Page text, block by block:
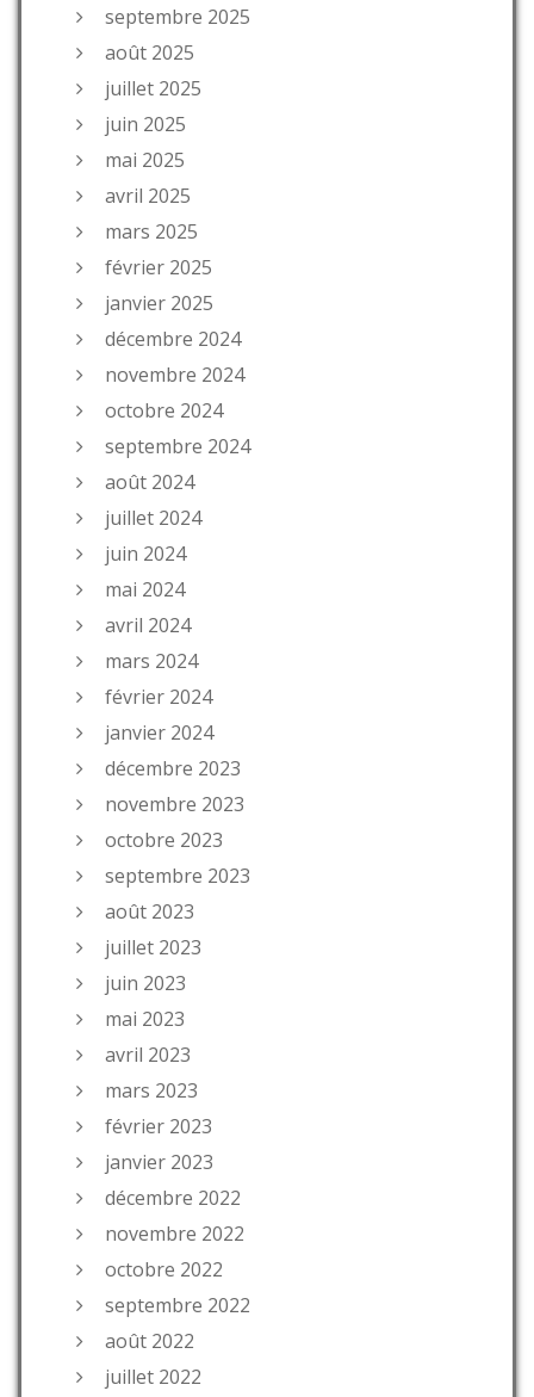
septembre 2025
août 2025
juillet 2025
juin 2025
mai 2025
avril 2025
mars 2025
février 2025
janvier 2025
décembre 2024
novembre 2024
octobre 2024
septembre 2024
août 2024
juillet 2024
juin 2024
mai 2024
avril 2024
mars 2024
février 2024
janvier 2024
décembre 2023
novembre 2023
octobre 2023
septembre 2023
août 2023
juillet 2023
juin 2023
mai 2023
avril 2023
mars 2023
février 2023
janvier 2023
décembre 2022
novembre 2022
octobre 2022
septembre 2022
août 2022
juillet 2022